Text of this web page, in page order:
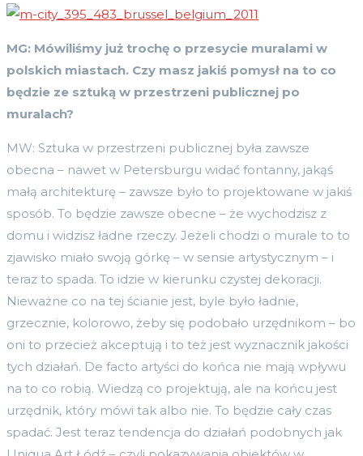
MG: Mówiliśmy już trochę o przesycie muralami w
polskich miastach. Czy masz jakiś pomysł na to co
będzie ze sztuką w przestrzeni publicznej po
muralach?
MW: Sztuka w przestrzeni publicznej była zawsze
obecna – nawet w Petersburgu widać fontanny, jakąś
małą architekturę – zawsze było to projektowane w jakiś
sposób. To będzie zawsze obecne – że wychodzisz z
domu i widzisz ładne rzeczy. Jeżeli chodzi o murale to to
zjawisko miało swoją górkę – w sensie artystycznym – i
teraz to spada. To idzie w kierunku czystej dekoracji.
Nieważne co na tej ścianie jest, byle było ładnie,
grzecznie, kolorowo, żeby się podobało urzędnikom – bo
oni to przecież akceptują i to też jest wyznacznik jakości
tych działań. De facto artyści do końca nie mają wpływu
na to co robią. Wiedzą co projektują, ale na końcu jest
urzędnik, który mówi tak albo nie. To będzie cały czas
spadać. Jest teraz tendencja do działań podobnych jak